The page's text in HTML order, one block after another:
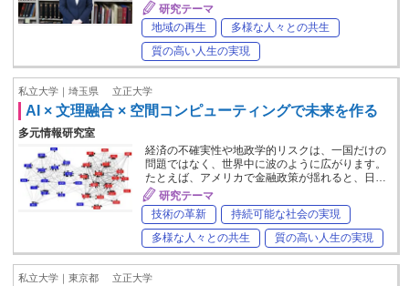
研究テーマ
地域の再生
多様な人々との共生
質の高い人生の実現
私立大学｜埼玉県 立正大学
AI × 文理融合 × 空間コンピューティングで未来を作る
多元情報研究室
経済の不確実性や地政学的リスクは、一国だけの
問題ではなく、世界中に波のように広がります。
たとえば、アメリカで金融政策が揺れると、日…
研究テーマ
技術の革新
持続可能な社会の実現
多様な人々との共生
質の高い人生の実現
私立大学｜東京都 立正大学